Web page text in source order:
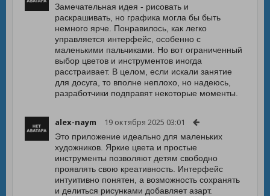
Замечательная идея - рисовать и
раскрашивать, но графика могла бы быть
немного ярче. Понравилось, как легко
управляется интерфейс, особенно с
маленькими пальчиками. Но вот ограниченный
выбор цветов и инструментов иногда
расстраивает. В целом, если искали занятие
для досуга, то вполне неплохо, но надеюсь,
разработчики подправят некоторые моменты.
alex-naym 19 октября 2025 03:01
Это приложение идеально для маленьких
художников. Яркие цвета и простые
инструменты позволяют детям свободно
проявлять свою креативность. Интерфейс
интуитивно понятен, а возможность сохранять
и делиться рисунками добавляет азарт.